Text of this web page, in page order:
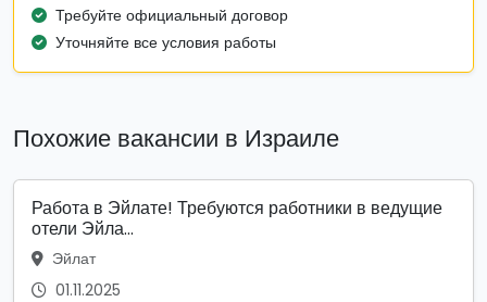
Требуйте официальный договор
Уточняйте все условия работы
Похожие вакансии в Израиле
Работа в Эйлате! Требуются работники в ведущие
отели Эйла...
Эйлат
01.11.2025